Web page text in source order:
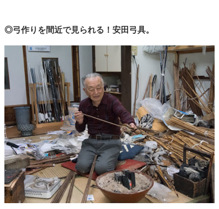
◎弓作りを間近で見られる！安田弓具。